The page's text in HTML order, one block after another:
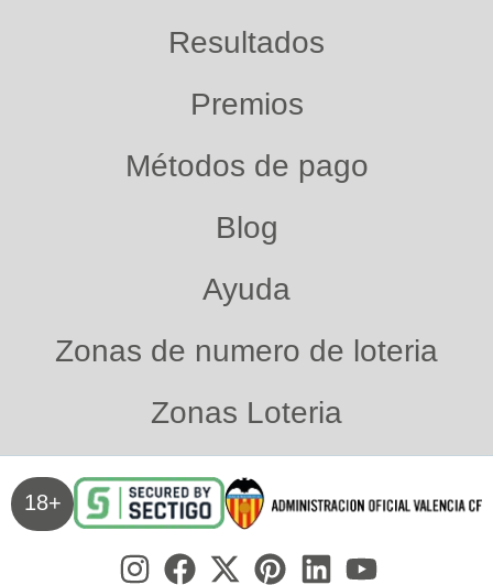
Resultados
Premios
Métodos de pago
Blog
Ayuda
Zonas de numero de loteria
Zonas Loteria
18+